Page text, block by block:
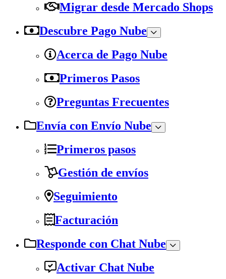
Migrar desde Mercado Shops
Descubre Pago Nube
Acerca de Pago Nube
Primeros Pasos
Preguntas Frecuentes
Envía con Envío Nube
Primeros pasos
Gestión de envíos
Seguimiento
Facturación
Responde con Chat Nube
Activar Chat Nube